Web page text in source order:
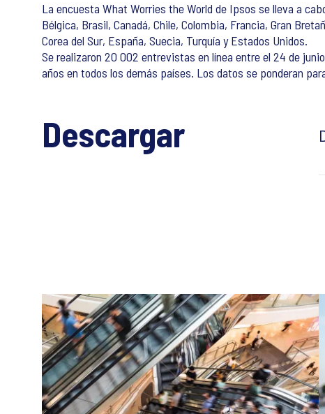
La encuesta What Worries the World de Ipsos se lleva a
Bélgica, Brasil, Canadá, Chile, Colombia, Francia, Gran
Corea del Sur, España, Suecia, Turquía y Estados Unidos.
Se realizaron 20 002 entrevistas en línea entre el 24 de
años en todos los demás países. Los datos se ponderan
Descargar